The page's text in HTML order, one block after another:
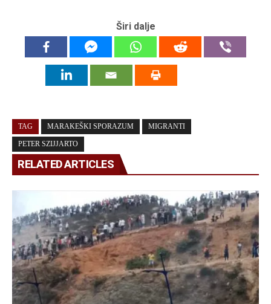
Širi dalje
TAG MARAKEŠKI SPORAZUM MIGRANTI
PETER SZIJJARTO
RELATED ARTICLES